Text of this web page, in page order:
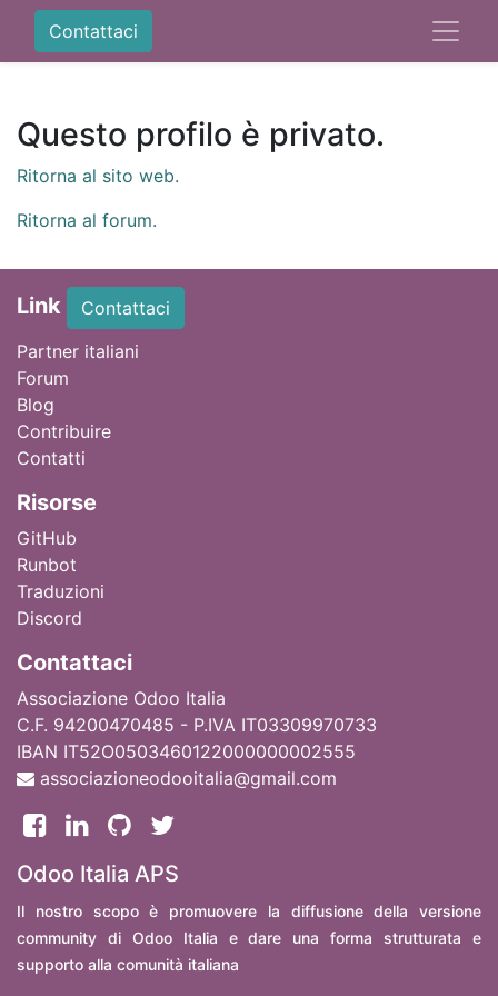
Contattaci
Questo profilo è privato.
Ritorna al sito web.
Ritorna al forum.
Link
Contattaci
Partner italiani
Forum
Blog
Contribuire
Contatti
Risorse
GitHub
Runbot
Traduzioni
Discord
Contattaci
Associazione Odoo Italia
C.F. 94200470485 - P.IVA IT03309970733
IBAN IT52O0503460122000000002555
associazioneodooitalia@gmail.com
Odoo Italia APS
Il nostro scopo è promuovere la diffusione della versione
community di Odoo Italia e dare una forma strutturata e
supporto alla comunità italiana